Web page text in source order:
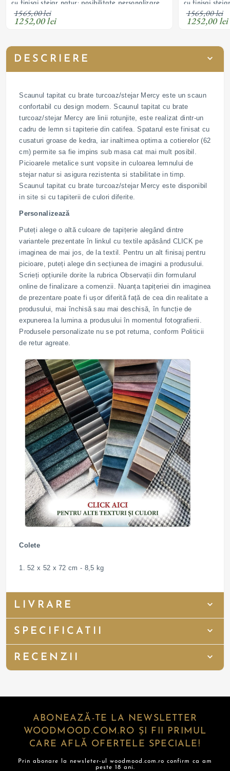
cu finisaj stejar natur; posibilitate personalizare
1565,00 lei
1252,00 lei
cu finisaj
1565,00 lei
1252,00 lei
DESCRIERE
Scaunul tapitat cu brate turcoaz/stejar Mercy este un scaun
confortabil cu design modern. Scaunul tapitat cu brate
turcoaz/stejar Mercy are linii rotunjite, este realizat dintr-un
cadru de lemn si tapiterie din catifea. Spatarul este finisat cu
cusaturi groase de kedra, iar inaltimea optima a cotierelor (62
cm) permite sa fie impins sub masa cat mai mult posibil.
Picioarele metalice sunt vopsite in culoarea lemnului de
stejar natur si asigura rezistenta si stabilitate in timp.
Scaunul tapitat cu brate turcoaz/stejar Mercy este disponibil
in site si cu tapiterii de culori diferite.
Personalizează
Puteți alege o altă culoare de tapițerie alegând dintre
variantele prezentate în linkul cu textile apăsând CLICK pe
imaginea de mai jos, de la textil. Pentru un alt finisaj pentru
picioare, puteți alege din secțiunea de imagini a produsului.
Scrieți opțiunile dorite la rubrica Observații din formularul
online de finalizare a comenzii. Nuanța tapițeriei din imaginea
de prezentare poate fi ușor diferită față de cea din realitate a
produsului, mai închisă sau mai deschisă, în funcție de
expunerea la lumina a produsului în momentul fotografierii.
Produsele personalizate nu se pot returna, conform Politicii
de retur agreate.
Colete
1. 52 x 52 x 72 cm - 8,5 kg
LIVRARE
SPECIFICATII
RECENZII
ABONEAZĂ-TE LA NEWSLETTER
WOODMOOD.COM.RO ȘI FII PRIMUL
CARE AFLĂ OFERTELE SPECIALE!
Prin abonare la newsleter-ul woodmood.com.ro confirm ca am
peste 18 ani.